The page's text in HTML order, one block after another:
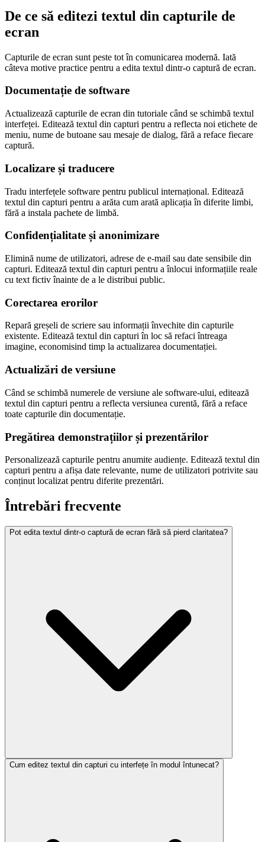
De ce să editezi textul din capturile de
ecran
Capturile de ecran sunt peste tot în comunicarea modernă. Iată
câteva motive practice pentru a edita textul dintr-o captură de ecran.
Documentație de software
Actualizează capturile de ecran din tutoriale când se schimbă textul
interfeței. Editează textul din capturi pentru a reflecta noi etichete de
meniu, nume de butoane sau mesaje de dialog, fără a reface fiecare
captură.
Localizare și traducere
Tradu interfețele software pentru publicul internațional. Editează
textul din capturi pentru a arăta cum arată aplicația în diferite limbi,
fără a instala pachete de limbă.
Confidențialitate și anonimizare
Elimină nume de utilizatori, adrese de e-mail sau date sensibile din
capturi. Editează textul din capturi pentru a înlocui informațiile reale
cu text fictiv înainte de a le distribui public.
Corectarea erorilor
Repară greșeli de scriere sau informații învechite din capturile
existente. Editează textul din capturi în loc să refaci întreaga
imagine, economisind timp la actualizarea documentației.
Actualizări de versiune
Când se schimbă numerele de versiune ale software-ului, editează
textul din capturi pentru a reflecta versiunea curentă, fără a reface
toate capturile din documentație.
Pregătirea demonstrațiilor și prezentărilor
Personalizează capturile pentru anumite audiențe. Editează textul din
capturi pentru a afișa date relevante, nume de utilizatori potrivite sau
conținut localizat pentru diferite prezentări.
Întrebări frecvente
Pot edita textul dintr-o captură de ecran fără să pierd claritatea?
Cum editez textul din capturi cu interfețe în modul întunecat?